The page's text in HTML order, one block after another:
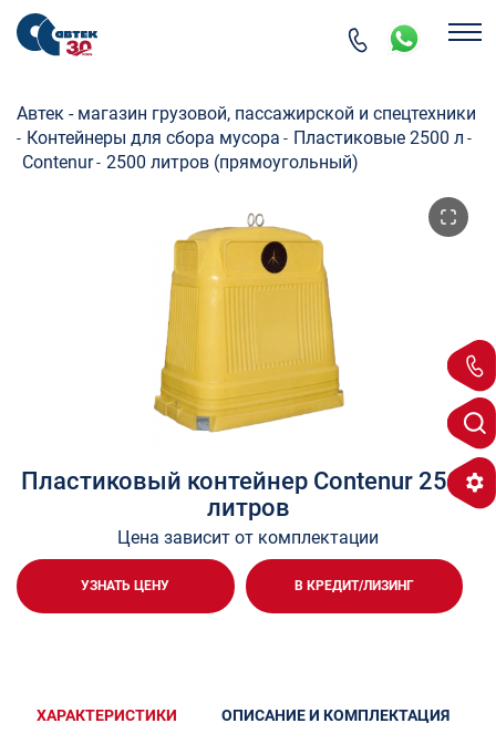
Автек - магазин грузовой, пассажирской и спецтехники
- Контейнеры для сбора мусора - Пластиковые 2500 л -
Сontenur- 2500 литров (прямоугольный)
Пластиковый контейнер Сontenur 2500
литров
Цена зависит от комплектации
УЗНАТЬ ЦЕНУ В КРЕДИТ/ЛИЗИНГ
ХАРАКТЕРИСТИКИ ОПИСАНИЕ И КОМПЛЕКТАЦИЯ